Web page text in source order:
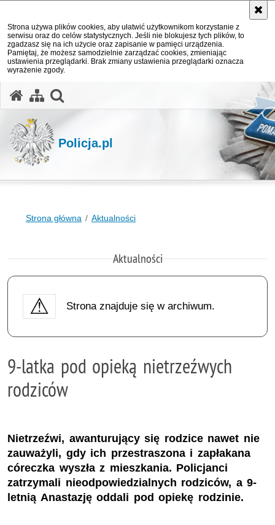
Strona używa plików cookies, aby ułatwić użytkownikom korzystanie z
serwisu oraz do celów statystycznych. Jeśli nie blokujesz tych plików, to
zgadzasz się na ich użycie oraz zapisanie w pamięci urządzenia.
Pamiętaj, że możesz samodzielnie zarządzać cookies, zmieniając
ustawienia przeglądarki. Brak zmiany ustawienia przeglądarki oznacza
wyrażenie zgody.
Policja.pl
Strona główna Aktualności
Aktualności
Strona znajduje się w archiwum.
9-latka pod opieką nietrzeźwych
rodziców
Nietrzeźwi, awanturujący się rodzice nawet nie
zauważyli, gdy ich przestraszona i zapłakana
córeczka wyszła z mieszkania. Policjanci
zatrzymali nieodpowiedzialnych rodziców, a 9-
letnią Anastazję oddali pod opiekę rodzinie.